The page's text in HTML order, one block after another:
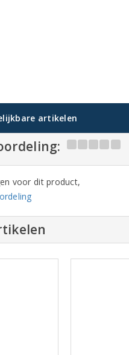
artikelen
voor dit product,